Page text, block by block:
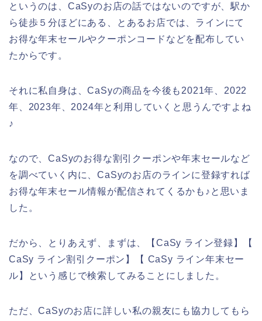
というのは、CaSyのお店の話ではないのですが、駅か
ら徒歩５分ほどにある、とあるお店では、ラインにて
お得な年末セールやクーポンコードなどを配布してい
たからです。
それに私自身は、CaSyの商品を今後も2021年、2022
年、2023年、2024年と利用していくと思うんですよね
♪
なので、CaSyのお得な割引クーポンや年末セールなど
を調べていく内に、CaSyのお店のラインに登録すれば
お得な年末セール情報が配信されてくるかも♪と思いま
した。
だから、とりあえず、まずは、【CaSy ライン登録】【
CaSy ライン割引クーポン】【 CaSy ライン年末セー
ル】という感じで検索してみることにしました。
ただ、CaSyのお店に詳しい私の親友にも協力してもら